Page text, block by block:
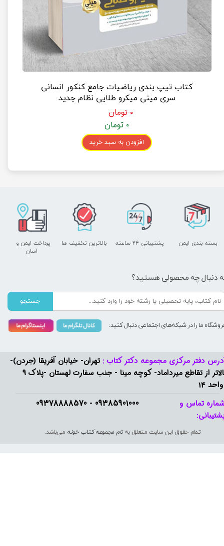
کتاب تیپ بندی ریاضیات جامع کنکور انسانی
سری مینی میکرو طلایی نظام جدید
۰ تومان
۰ تومان
افزودن به سبد خرید
09385901000 - 09378888570​​​​​​​
دفتر مرکزی مجموعه دکتر کتاب : تهران- خیابان آفریقا (جردن)-
بالاتر از تقاطع میرداماد- کوچه مینا - جنب سفارت لهستان -پلاک 9
14
تمام حقوق این سایت متعلق بهنام مجموعه کتاب خونه می‌باشد.
تماس و
پشتیبانی ۲۴ ساعته
پرداخت ایمن و ​​​​​​​
آسان
بسته بندی ایمن بالاترین تخفیف ها
دنبال چه محصولی هستید؟
جستجو
ما را در شبکه‌های اجتماعی دنبال کنید: